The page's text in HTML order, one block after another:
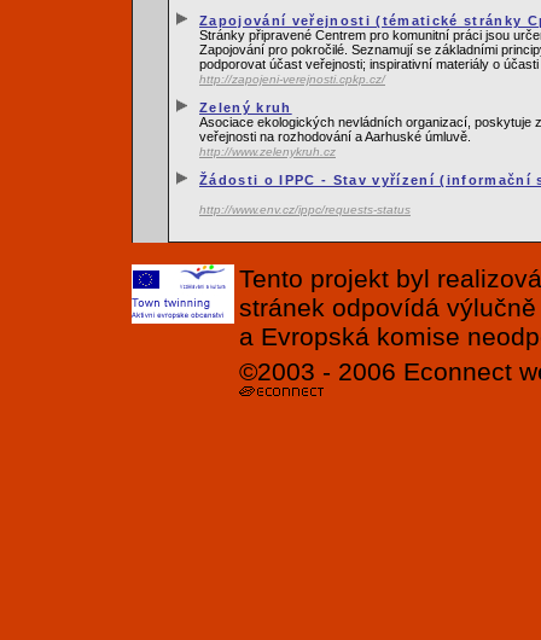
Zapojování veřejnosti (tématické stránky
Stránky připravené Centrem pro komunitní práci jsou
Zapojování pro pokročilé. Seznamují se základními
podporovat účast veřejnosti; inspirativní materiály o
http://zapojeni-verejnosti.cpkp.cz/
Zelený kruh
Asociace ekologických nevládních organizací, poskytuje
veřejnosti na rozhodování a Aarhuské úmluvě.
http://www.zelenykruh.cz
Žádosti o IPPC - Stav vyřízení (informační
http://www.env.cz/ippc/requests-status
Tento projekt byl
stránek odpovídá
a Evropská komise
©2003 - 2006 Econnect